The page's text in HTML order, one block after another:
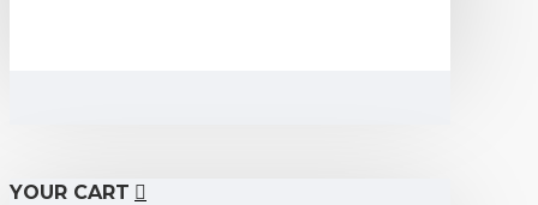
YOUR CART